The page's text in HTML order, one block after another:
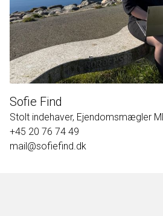
Sofie Find
Stolt indehaver, Ejendomsmægler
+45 20 76 74 49
mail@sofiefind.dk